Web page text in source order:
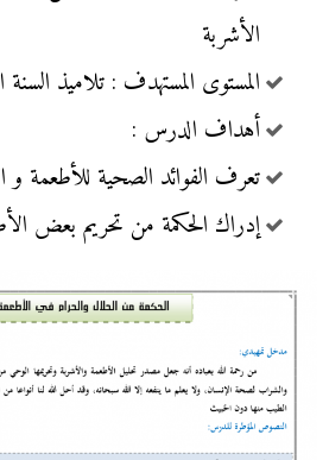
الأشربة
المستوى المستهدف : تلاميذ السنة
أهداف الدرس :
تعرف الفوائد الصحية للأطعمة و
إدراك الحكمة من تحريم بعض